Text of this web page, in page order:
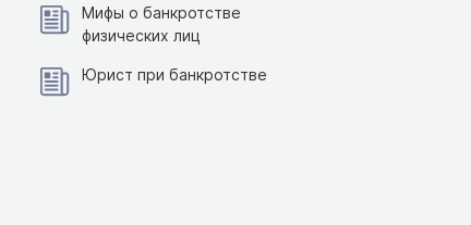
Мифы о банкротстве
физических лиц
Юрист при банкротстве